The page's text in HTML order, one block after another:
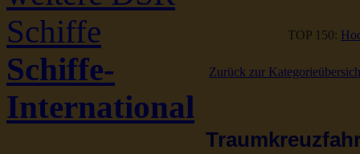
Schiffe
Schiffe-
International
TOP 150:
Zurück zur